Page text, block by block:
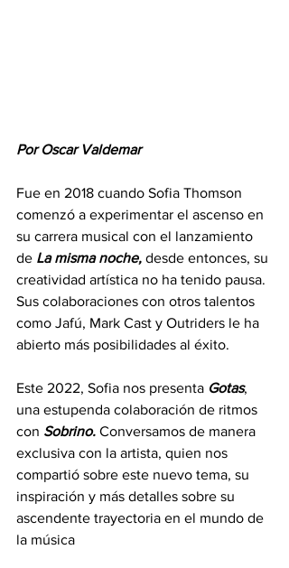
Por Oscar Valdemar
Fue en 2018 cuando Sofia Thomson
comenzó a experimentar el ascenso en
su carrera musical con el lanzamiento
de La misma noche, desde entonces, su
creatividad artística no ha tenido pausa.
Sus colaboraciones con otros talentos
como Jafú, Mark Cast y Outriders le ha
abierto más posibilidades al éxito.
Este 2022, Sofia nos presenta Gotas,
una estupenda colaboración de ritmos
con Sobrino. Conversamos de manera
exclusiva con la artista, quien nos
compartió sobre este nuevo tema, su
inspiración y más detalles sobre su
ascendente trayectoria en el mundo de
la música